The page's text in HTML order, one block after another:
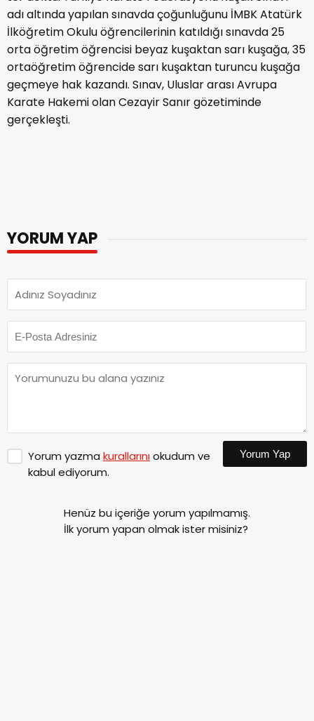
adı altında yapılan sınavda çoğunluğunu İMBK Atatürk
İlköğretim Okulu öğrencilerinin katıldığı sınavda 25
orta öğretim öğrencisi beyaz kuşaktan sarı kuşağa, 35
ortaöğretim öğrencide sarı kuşaktan turuncu kuşağa
geçmeye hak kazandı. Sınav, Uluslar arası Avrupa
Karate Hakemi olan Cezayir Sanır gözetiminde
gerçekleşti.
YORUM YAP
Yorum yazma kurallarınıokudum ve
kabul ediyorum.
Yorum Yap
Henüz bu içeriğe yorum yapılmamış.
İlk yorum yapan olmak ister misiniz?